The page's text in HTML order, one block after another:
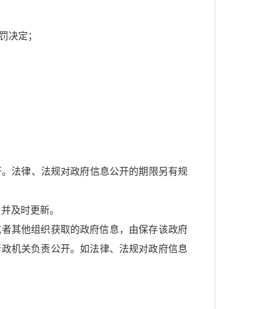
决定；
法律、法规对政府信息公开的期限另有规
及时更新。
其他组织获取的政府信息，由保存该政府
机关负责公开。如法律、法规对政府信息